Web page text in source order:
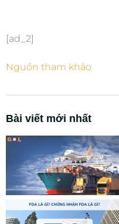
[ad_2]
Nguồn tham khảo
Bài viết mới nhất